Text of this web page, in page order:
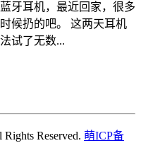
牙耳机，最近回家，很多
候扔的吧。 这两天耳机
试了无数...
Reserved. 萌ICP备